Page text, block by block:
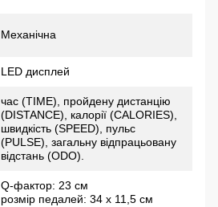
Механічна
LED дисплей
час (TIME), пройдену дистанцію
(DISTANCE), калорії (CALORIES),
швидкість (SPEED), пульс
(PULSE), загальну відпрацьовану
відстань (ODO).
Q-фактор: 23 см
розмір педалей: 34 х 11,5 см